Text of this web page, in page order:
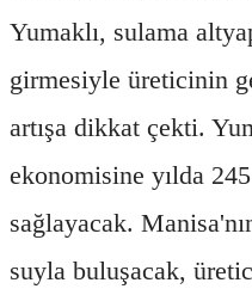
Yumaklı, sulama
girmesiyle üreticinin
artışa dikkat çekti.
ekonomisine yılda
sağlayacak.
suyla buluşacak,